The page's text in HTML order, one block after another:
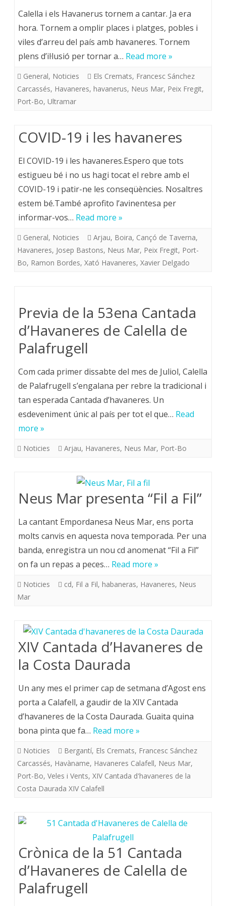
Calella i els Havanerus tornem a cantar. Ja era
hora. Tornem a omplir places i platges, pobles i
viles d’arreu del país amb havaneres. Tornem
plens d’il·lusió per tornar a… Read more »
General, Noticies Els Cremats, Francesc Sánchez
Carcassés, Havaneres, havanerus, Neus Mar, Peix Fregit,
Port-Bo, Ultramar
COVID-19 i les havaneres
El COVID-19 i les havaneres.Espero que tots
estigueu bé i no us hagi tocat el rebre amb el
COVID-19 i patir-ne les conseqüències. Nosaltres
estem bé.També aprofito l’avinentesa per
informar-vos… Read more »
General, Noticies Arjau, Boira, Cançó de Taverna,
Havaneres, Josep Bastons, Neus Mar, Peix Fregit, Port-
Bo, Ramon Bordes, Xató Havaneres, Xavier Delgado
Previa de la 53ena Cantada
d’Havaneres de Calella de
Palafrugell
Com cada primer dissabte del mes de Juliol, Calella
de Palafrugell s’engalana per rebre la tradicional i
tan esperada Cantada d’havaneres. Un
esdeveniment únic al país per tot el que… Read
more »
Noticies Arjau, Havaneres, Neus Mar, Port-Bo
Neus Mar presenta “Fil a Fil”
La cantant Empordanesa Neus Mar, ens porta
molts canvis en aquesta nova temporada. Per una
banda, enregistra un nou cd anomenat “Fil a Fil”
on fa un repas a peces… Read more »
Noticies cd, Fil a Fil, habaneras, Havaneres, Neus
Mar
XIV Cantada d’Havaneres de
la Costa Daurada
Un any mes el primer cap de setmana d’Agost ens
porta a Calafell, a gaudir de la XIV Cantada
d’havaneres de la Costa Daurada. Guaita quina
bona pinta que fa… Read more »
Noticies Bergantí, Els Cremats, Francesc Sánchez
Carcassés, Havàname, Havaneres Calafell, Neus Mar,
Port-Bo, Veles i Vents, XIV Cantada d'havaneres de la
Costa Daurada XIV Calafell
Crònica de la 51 Cantada
d’Havaneres de Calella de
Palafrugell